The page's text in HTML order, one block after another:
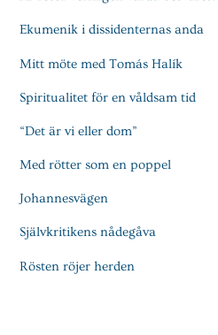
Ekumenik i dissidenternas anda
Mitt möte med Tomás Halík
Spiritualitet för en våldsam tid
“Det är vi eller dom”
Med rötter som en poppel
Johannesvägen
Självkritikens nådegåva
Rösten röjer herden